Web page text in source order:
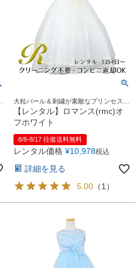
大粒パール＆刺繍が素敵なプリンセスロ
ングドレス
【レンタル】ロマンス(rmc)オ
フホワイト
8/8-8/17 往復送料無料
レンタル価格 ¥10,978税込
詳細を見る
5.00 （1 ）